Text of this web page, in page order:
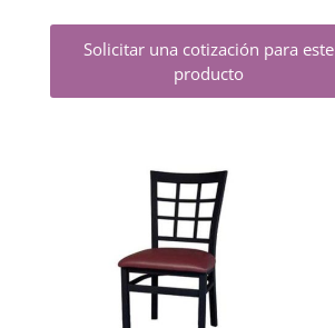
Solicitar una cotización para este
producto